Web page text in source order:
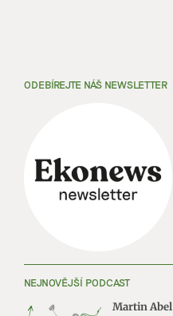
ODEBÍREJTE NÁŠ NEWSLETTER
NEJNOVĚJŠÍ PODCAST
Martin Abel